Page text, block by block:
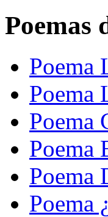
Poemas
Poema
Poema
Poema
Poema
Poema
Poema